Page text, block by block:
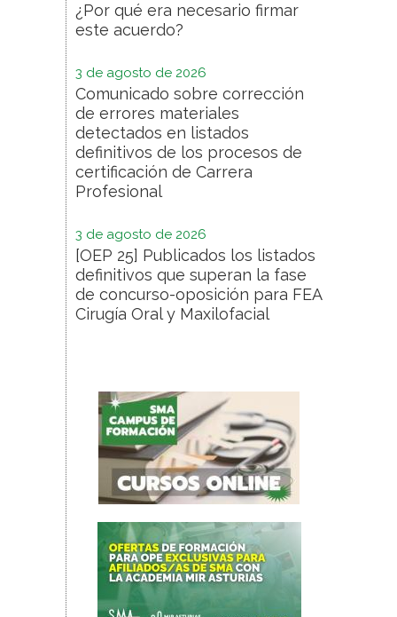
¿Por qué era necesario firmar
este acuerdo?
3 de agosto de 2026
Comunicado sobre corrección
de errores materiales
detectados en listados
definitivos de los procesos de
certificación de Carrera
Profesional
3 de agosto de 2026
[OEP 25] Publicados los listados
definitivos que superan la fase
de concurso-oposición para FEA
Cirugía Oral y Maxilofacial